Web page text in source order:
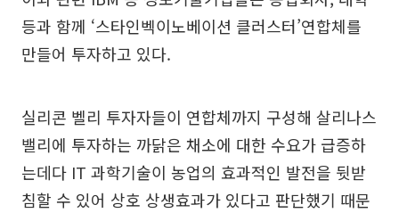
등과 함께 ‘스타인벡이노베이션 클러스터’연합체를
만들어 투자하고 있다.
실리콘 벨리 투자자들이 연합체까지 구성해 살리나스
밸리에 투자하는 까닭은 채소에 대한 수요가 급증하
는데다 IT 과학기술이 농업의 효과적인 발전을 뒷받
침할 수 있어 상호 상생효과가 있다고 판단했기 때문